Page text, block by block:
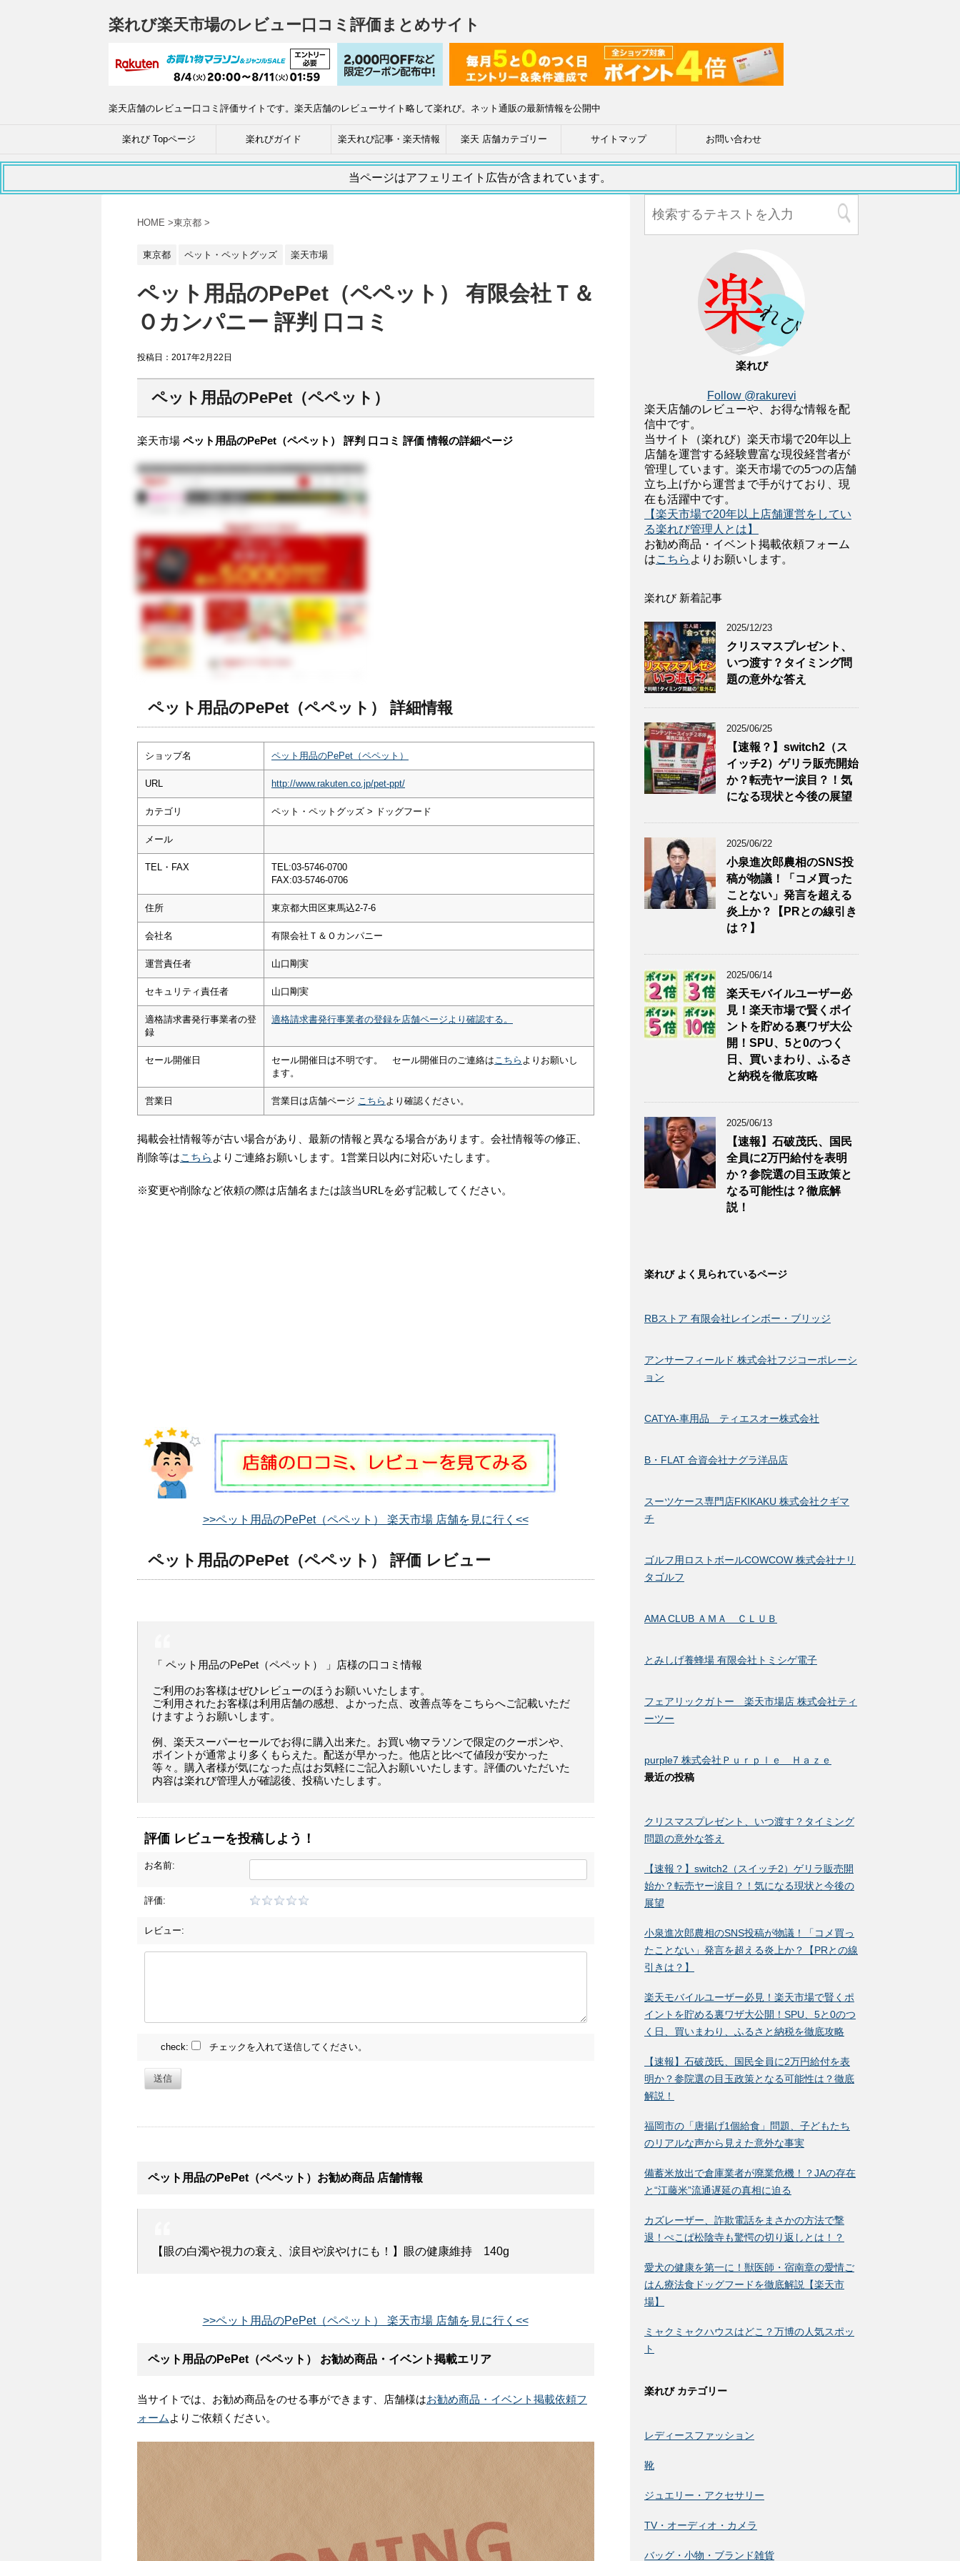
楽れび楽天市場のレビュー口コミ評価まとめサイト
楽天店舗のレビュー口コミ評価サイトです。楽天店舗のレビューサイト略して楽れび。ネット通販の最新情報を公開中
楽れび Topページ 楽れびガイド 楽天れび記事・楽天情報 楽天 店舗カテゴリー サイトマップ お問い合わせ
当ページはアフェリエイト広告が含まれています。
HOME >東京都 >
東京都 ペット・ペットグッズ 楽天市場
ペット用品のPePet（ペペット） 有限会社Ｔ＆
Ｏカンパニー 評判 口コミ
投稿日： 2017年2月22日
ペット用品のPePet（ペペット）
楽天市場 ペット用品のPePet（ペペット） 評判 口コミ 評価 情報の詳細ページ
ペット用品のPePet（ペペット） 詳細情報
ショップ名 ペット用品のPePet（ペペット）
URL http://www.rakuten.co.jp/pet-ppt/
カテゴリ ペット・ペットグッズ > ドッグフード
メール
TEL・FAX
TEL:03-5746-0700
FAX:03-5746-0706
住所 東京都大田区東馬込2-7-6
会社名 有限会社Ｔ＆Ｏカンパニー
運営責任者 山口剛実
セキュリティ責任者 山口剛実
適格請求書発行事業者の登
録
適格請求書発行事業者の登録を店舗ページより確認する。
セール開催日 セール開催日は不明です。 セール開催日のご連絡は こちら よりお願いし
ます。
営業日 営業日は店舗ページ こちら より確認ください。
掲載会社情報等が古い場合があり、最新の情報と異なる場合があります。会社情報等の修正、
削除等はこちら よりご連絡お願いします。1営業日以内に対応いたします。
※変更や削除など依頼の際は店舗名または該当URLを必ず記載してください。
>>ペット用品のPePet（ペペット） 楽天市場 店舗を見に行く<<
ペット用品のPePet（ペペット） 評価 レビュー
「 ペット用品のPePet（ペペット） 」店様の口コミ情報
ご利用のお客様はぜひレビューのほうお願いいたします。
ご利用されたお客様は利用店舗の感想、よかった点、改善点等をこちらへご記載いただ
けますようお願いします。
例、楽天スーパーセールでお得に購入出来た。お買い物マラソンで限定のクーポンや、
ポイントが通常より多くもらえた。配送が早かった。他店と比べて値段が安かった
等々。購入者様が気になった点はお気軽にご記入お願いいたします。評価のいただいた
内容は楽れび管理人が確認後、投稿いたします。
評価 レビューを投稿しよう！
お名前:
評価:
レビュー:
check: チェックを入れて送信してください。
送信
ペット用品のPePet（ペペット）お勧め商品 店舗情報
【眼の白濁や視力の衰え、涙目や涙やけにも！】眼の健康維持 140g
>>ペット用品のPePet（ペペット） 楽天市場 店舗を見に行く<<
ペット用品のPePet（ペペット） お勧め商品・イベント掲載エリア
当サイトでは、お勧め商品をのせる事ができます、店舗様はお勧め商品・イベント掲載依頼フ
ォーム よりご依頼ください。
楽れび
Follow @rakurevi
楽天店舗のレビューや、お得な情報を配
信中です。
当サイト（楽れび）楽天市場で20年以上
店舗を運営する経験豊富な現役経営者が
管理しています。楽天市場での5つの店舗
立ち上げから運営まで手がけており、現
在も活躍中です。
【楽天市場で20年以上店舗運営をしてい
る楽れび管理人とは】
お勧め商品・イベント掲載依頼フォーム
はこちら よりお願いします。
楽れび 新着記事
2025/12/23
クリスマスプレゼント、
いつ渡す？タイミング問
題の意外な答え
2025/06/25
【速報？】switch2（ス
イッチ2）ゲリラ販売開始
か？転売ヤー涙目？！気
になる現状と今後の展望
2025/06/22
小泉進次郎農相のSNS投
稿が物議！「コメ買った
ことない」発言を超える
炎上か？【PRとの線引き
は？】
2025/06/14
楽天モバイルユーザー必
見！楽天市場で賢くポイ
ントを貯める裏ワザ大公
開！SPU、5と0のつく
日、買いまわり、ふるさ
と納税を徹底攻略
2025/06/13
【速報】石破茂氏、国民
全員に2万円給付を表明
か？参院選の目玉政策と
なる可能性は？徹底解
説！
楽れび よく見られているページ
RBストア 有限会社レインボー・ブリッジ
アンサーフィールド 株式会社フジコーポレーシ
ョン
CATYA-車用品 ティエスオー株式会社
B・FLAT 合資会社ナグラ洋品店
スーツケース専門店FKIKAKU 株式会社クギマ
チ
ゴルフ用ロストボールCOWCOW 株式会社ナリ
タゴルフ
AMA CLUB ＡＭＡ ＣＬＵＢ
とみしげ養蜂場 有限会社トミシゲ電子
フェアリックガトー 楽天市場店 株式会社ティ
ーツー
purple7 株式会社Ｐｕｒｐｌｅ Ｈａｚｅ
最近の投稿
クリスマスプレゼント、いつ渡す？タイミング
問題の意外な答え
【速報？】switch2（スイッチ2）ゲリラ販売開
始か？転売ヤー涙目？！気になる現状と今後の
展望
小泉進次郎農相のSNS投稿が物議！「コメ買っ
たことない」発言を超える炎上か？【PRとの線
引きは？】
楽天モバイルユーザー必見！楽天市場で賢くポ
イントを貯める裏ワザ大公開！SPU、5と0のつ
く日、買いまわり、ふるさと納税を徹底攻略
【速報】石破茂氏、国民全員に2万円給付を表
明か？参院選の目玉政策となる可能性は？徹底
解説！
福岡市の「唐揚げ1個給食」問題、子どもたち
のリアルな声から見えた意外な事実
備蓄米放出で倉庫業者が廃業危機！？JAの存在
と“江藤米”流通遅延の真相に迫る
カズレーザー、詐欺電話をまさかの方法で撃
退！ぺこぱ松陰寺も驚愕の切り返しとは！？
愛犬の健康を第一に！獣医師・宿南章の愛情ご
はん療法食ドッグフードを徹底解説【楽天市
場】
ミャクミャクハウスはどこ？万博の人気スポッ
ト
楽れび カテゴリー
レディースファッション
靴
ジュエリー・アクセサリー
TV・オーディオ・カメラ
バッグ・小物・ブランド雑貨